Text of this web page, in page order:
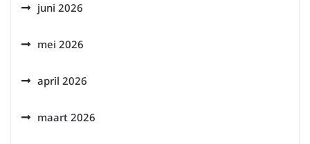
juni 2026
mei 2026
april 2026
maart 2026